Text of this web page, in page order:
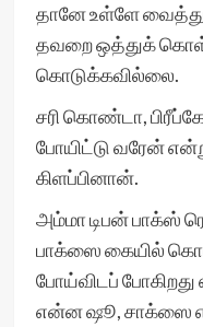
தானே உள்ளே
தவறை ஒத்துக்
கொடுக்கவில்லை.
சரி கொண்டா,
போயிட்டு வரேன்
கிளப்பினான்.
அம்மா டிபன் பாக்ஸ்
பாக்ஸை கையில்
போய்விடப் போகிறது
என்ன ஷூ, சாக்ஸை